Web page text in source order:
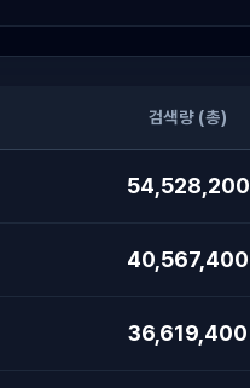
검색량 (총)
54,528,200
40,567,400
36,619,400